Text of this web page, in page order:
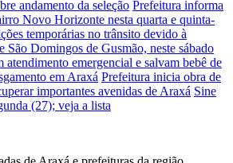
andamento da seleção Prefeitura informa
Novo Horizonte nesta quarta e quinta-
temporárias no trânsito devido à
São Domingos de Gusmão, neste sábado
atendimento emergencial e salvam bebê de
em Araxá Prefeitura inicia obra de
importantes avenidas de Araxá Sine
(27); veja a lista